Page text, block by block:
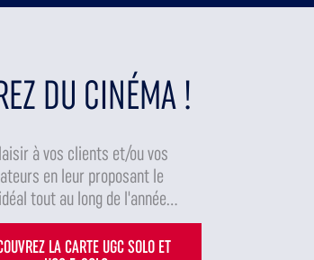
DU CINÉMA !
à vos clients et/ou vos
en leur proposant le
tout au long de l'année...
LA CARTE UGC SOLO ET